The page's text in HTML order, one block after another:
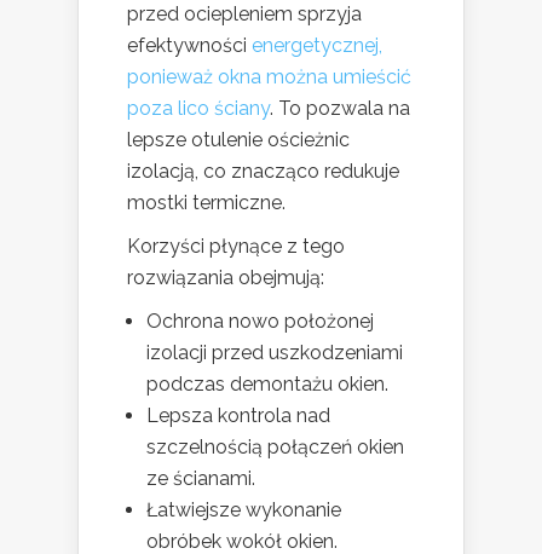
przed ociepleniem sprzyja
efektywności energetycznej,
ponieważ okna można umieścić
poza lico ściany. To pozwala na
lepsze otulenie ościeżnic
izolacją, co znacząco redukuje
mostki termiczne.
Korzyści płynące z tego
rozwiązania obejmują:
Ochrona nowo położonej
izolacji przed uszkodzeniami
podczas demontażu okien.
Lepsza kontrola nad
szczelnością połączeń okien
ze ścianami.
Łatwiejsze wykonanie
obróbek wokół okien.